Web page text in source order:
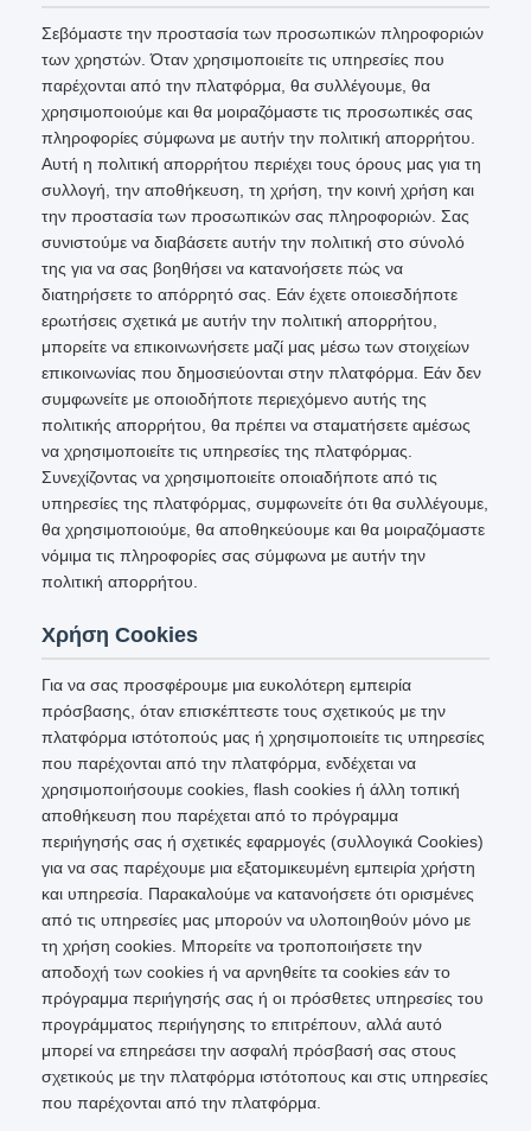
Σεβόμαστε την προστασία των προσωπικών πληροφοριών
των χρηστών. Όταν χρησιμοποιείτε τις υπηρεσίες που
παρέχονται από την πλατφόρμα, θα συλλέγουμε, θα
χρησιμοποιούμε και θα μοιραζόμαστε τις προσωπικές σας
πληροφορίες σύμφωνα με αυτήν την πολιτική απορρήτου.
Αυτή η πολιτική απορρήτου περιέχει τους όρους μας για τη
συλλογή, την αποθήκευση, τη χρήση, την κοινή χρήση και
την προστασία των προσωπικών σας πληροφοριών. Σας
συνιστούμε να διαβάσετε αυτήν την πολιτική στο σύνολό
της για να σας βοηθήσει να κατανοήσετε πώς να
διατηρήσετε το απόρρητό σας. Εάν έχετε οποιεσδήποτε
ερωτήσεις σχετικά με αυτήν την πολιτική απορρήτου,
μπορείτε να επικοινωνήσετε μαζί μας μέσω των στοιχείων
επικοινωνίας που δημοσιεύονται στην πλατφόρμα. Εάν δεν
συμφωνείτε με οποιοδήποτε περιεχόμενο αυτής της
πολιτικής απορρήτου, θα πρέπει να σταματήσετε αμέσως
να χρησιμοποιείτε τις υπηρεσίες της πλατφόρμας.
Συνεχίζοντας να χρησιμοποιείτε οποιαδήποτε από τις
υπηρεσίες της πλατφόρμας, συμφωνείτε ότι θα συλλέγουμε,
θα χρησιμοποιούμε, θα αποθηκεύουμε και θα μοιραζόμαστε
νόμιμα τις πληροφορίες σας σύμφωνα με αυτήν την
πολιτική απορρήτου.
Χρήση Cookies
Για να σας προσφέρουμε μια ευκολότερη εμπειρία
πρόσβασης, όταν επισκέπτεστε τους σχετικούς με την
πλατφόρμα ιστότοπούς μας ή χρησιμοποιείτε τις υπηρεσίες
που παρέχονται από την πλατφόρμα, ενδέχεται να
χρησιμοποιήσουμε cookies, flash cookies ή άλλη τοπική
αποθήκευση που παρέχεται από το πρόγραμμα
περιήγησής σας ή σχετικές εφαρμογές (συλλογικά Cookies)
για να σας παρέχουμε μια εξατομικευμένη εμπειρία χρήστη
και υπηρεσία. Παρακαλούμε να κατανοήσετε ότι ορισμένες
από τις υπηρεσίες μας μπορούν να υλοποιηθούν μόνο με
τη χρήση cookies. Μπορείτε να τροποποιήσετε την
αποδοχή των cookies ή να αρνηθείτε τα cookies εάν το
πρόγραμμα περιήγησής σας ή οι πρόσθετες υπηρεσίες του
προγράμματος περιήγησης το επιτρέπουν, αλλά αυτό
μπορεί να επηρεάσει την ασφαλή πρόσβασή σας στους
σχετικούς με την πλατφόρμα ιστότοπους και στις υπηρεσίες
που παρέχονται από την πλατφόρμα.